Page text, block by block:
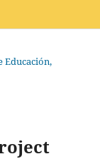
Educación,